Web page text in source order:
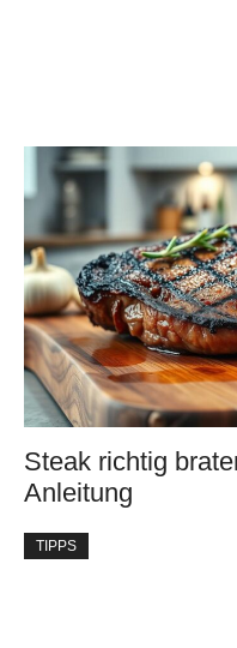
Steak richtig
Anleitung
TIPPS